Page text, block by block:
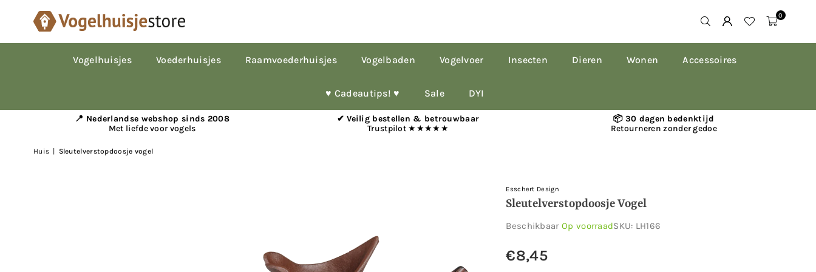
0
Vogelhuisjes Voederhuisjes Raamvoederhuisjes Vogelbaden Vogelvoer Insecten Dieren Wonen Accessoires
♥︎ Cadeautips! ♥︎ Sale DYI
📍 Nederlandse webshop sinds 2008
Met liefde voor vogels
✔ Veilig bestellen & betrouwbaar
Trustpilot ★★★★★
📦 30 dagen bedenktijd
Retourneren zonder gedoe
Huis Sleutelverstopdoosje vogel
Esschert Design
Sleutelverstopdoosje Vogel
Beschikbaar Op voorraadSKU: LH166
Normale
€8,45